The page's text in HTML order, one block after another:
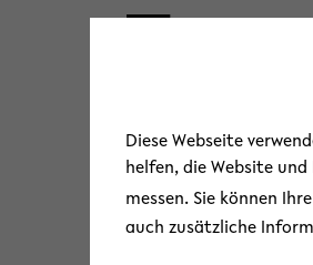
Skip to main content
« Zurück zur
Diese Webseite
helfen, die Website
messen. Sie können
auch zusätzliche